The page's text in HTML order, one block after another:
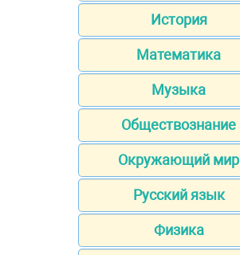
История
Математика
Музыка
Обществознание
Окружающий мир
Русский язык
Физика